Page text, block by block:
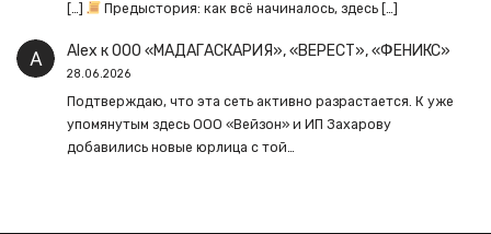
[…] Предыстория: как всё начиналось, здесь […]
Alex кООО «МАДАГАСКАРИЯ», «ВЕРЕСТ», «ФЕНИКС»
28.06.2026
Подтверждаю, что эта сеть активно разрастается. К уже
упомянутым здесь ООО «Вейзон» и ИП Захарову
добавились новые юрлица с той…